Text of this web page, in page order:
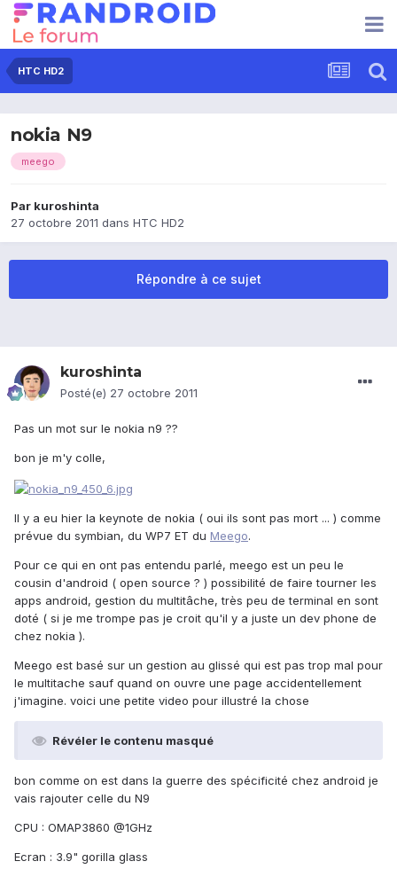
HTC HD2
nokia N9
meego
Par kuroshinta
27 octobre 2011 dans HTC HD2
Répondre à ce sujet
kuroshinta
Posté(e) 27 octobre 2011
Pas un mot sur le nokia n9 ??
bon je m'y colle,
Il y a eu hier la keynote de nokia ( oui ils sont pas mort ... ) comme
prévue du symbian, du WP7 ET du Meego.
Pour ce qui en ont pas entendu parlé, meego est un peu le
cousin d'android ( open source ? ) possibilité de faire tourner les
apps android, gestion du multitâche, très peu de terminal en sont
doté ( si je me trompe pas je croit qu'il y a juste un dev phone de
chez nokia ).
Meego est basé sur un gestion au glissé qui est pas trop mal pour
le multitache sauf quand on ouvre une page accidentellement
j'imagine. voici une petite video pour illustré la chose
Révéler le contenu masqué
bon comme on est dans la guerre des spécificité chez android je
vais rajouter celle du N9
CPU : OMAP3860 @1GHz
Ecran : 3.9" gorilla glass